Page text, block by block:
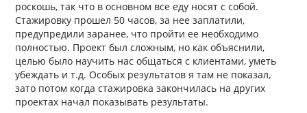
роскошь, так что в основном все еду носят с собой.
Стажировку прошел 50 часов, за нее заплатили,
предупредили заранее, что пройти ее необходимо
полностью. Проект был сложным, но как объяснили,
целью было научить нас общаться с клиентами, уметь
убеждать и т.д. Особых результатов я там не показал,
зато потом когда стажировка закончилась на других
проектах начал показывать результаты.